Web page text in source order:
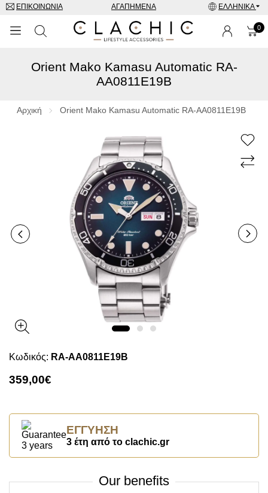
ΕΠΙΚΟΙΝΩΝΊΑ ΑΓΑΠΗΜΈΝΑ ΕΛΛΗΝΙΚΆ
0
ΜΑΡΚΕΣ
ΓΥΑΛΙΆ ΗΛΊΟΥ
ΑΞΕΣΟΥΑΡ
SPECIAL OFFERS
Orient Mako Kamasu Automatic RA-
AA0811E19B
Αρχική Orient Mako Kamasu Automatic RA-AA0811E19B
Κωδικός: RA-AA0811E19B
359,00€
ΕΓΓΎΗΣΗ
3 έτη από το clachic.gr
Our benefits